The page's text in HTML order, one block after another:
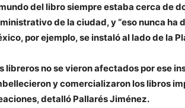
del libro siempre estaba cerca de
de la ciudad, y “eso nunca ha
por ejemplo, se instaló al lado de la
libreros no se vieron afectados por ese
y comercializaron los libros
detalló Pallarés Jiménez.